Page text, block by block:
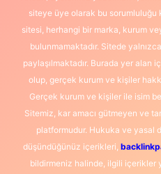
siteye üye olarak bu sorumluluğu
sitesi, herhangi bir marka, kurum
bulunmamaktadır. Sitede
paylaşılmaktadır. Burada yer alan
olup, gerçek kurum ve kişiler
Gerçek kurum ve kişiler ile isim
Sitemiz, kar amacı gütmeyen ve
platformudur. Hukuka ve yasal
düşündüğünüz içerikleri,
bildirmeniz halinde, ilgili içerikler